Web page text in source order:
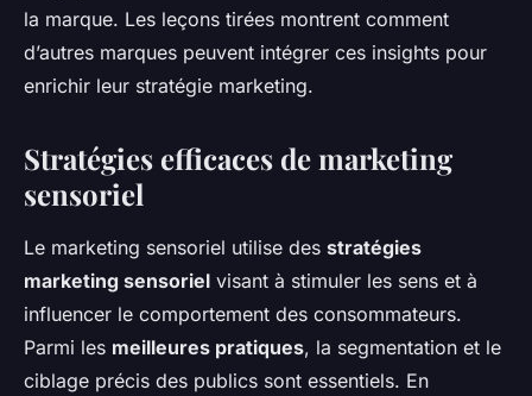
la marque. Les leçons tirées montrent comment
d’autres marques peuvent intégrer ces insights pour
enrichir leur stratégie marketing.
Stratégies efficaces de marketing
sensoriel
Le marketing sensoriel utilise des stratégies
marketing sensoriel visant à stimuler les sens et à
influencer le comportement des consommateurs.
Parmi les meilleures pratiques, la segmentation et le
ciblage précis des publics sont essentiels. En